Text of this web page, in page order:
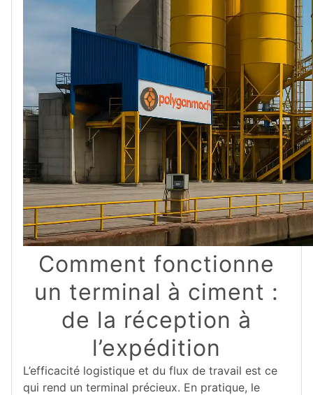
Comment fonctionne
un terminal à ciment :
de la réception à
l’expédition
L’efficacité logistique et du flux de travail est ce
qui rend un terminal précieux. En pratique, le